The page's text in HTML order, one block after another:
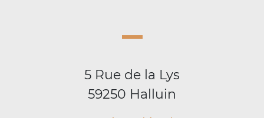
5 Rue de la Lys
59250 Halluin